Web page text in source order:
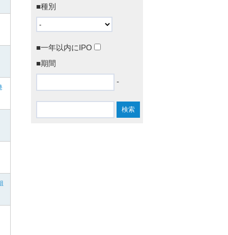
■種別
■一年以内にIPO
■期間
-